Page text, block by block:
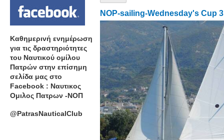
Καθημερινή ενημέρωση
για τις δραστηριότητες
του Ναυτικού ομίλου
Πατρών στην επίσημη
σελίδα μας στο
Facebook : Ναυτικος
Ομιλος Πατρων -ΝΟΠ
@PatrasNauticalClub
NOP-sailing-Wednesday's Cup